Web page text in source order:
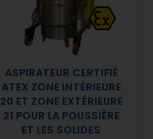
ASPIRATEUR CERTIFIÉ
ATEX ZONE INTÉRIEURE
20 ET ZONE EXTÉRIEURE
21 POUR LA POUSSIÈRE
ET LES SOLIDES